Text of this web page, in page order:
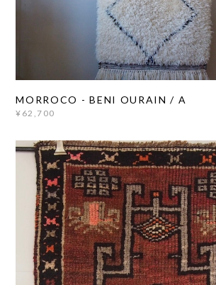
MORROCO - BENI OURAIN / A
¥62,700